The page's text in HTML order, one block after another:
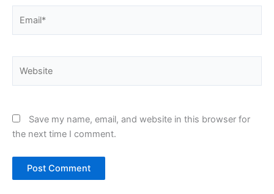
Save my name, email, and website in this browser for
the next time I comment.